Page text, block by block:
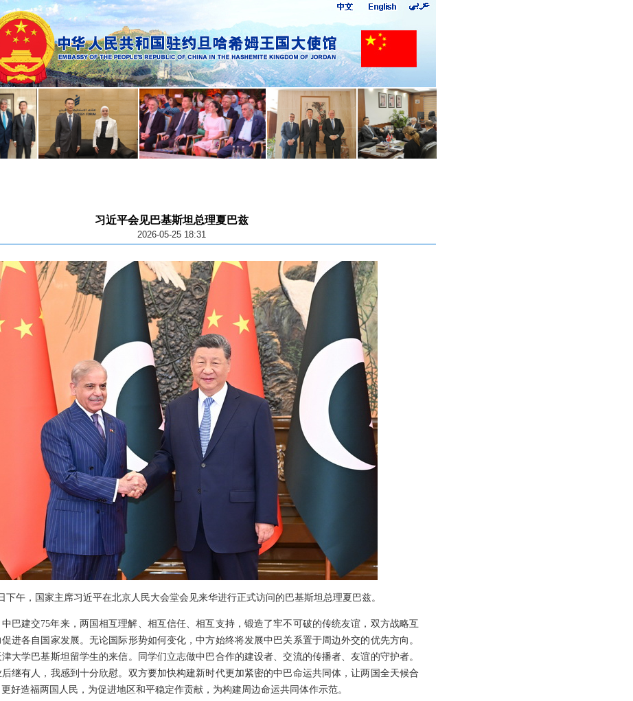
习近平会见巴基斯坦总理夏巴兹
2026-05-25 18:31
下午，国家主席习近平在北京人民大会堂会见来华进行正式访问的巴基斯坦总理夏巴兹。
巴建交75年来，两国相互理解、相互信任、相互支持，锻造了牢不可破的传统友谊，双方战略互
进各自国家发展。无论国际形势如何变化，中方始终将发展中巴关系置于周边外交的优先方向。
大学巴基斯坦留学生的来信。同学们立志做中巴合作的建设者、交流的传播者、友谊的守护者。
继有人，我感到十分欣慰。双方要加快构建新时代更加紧密的中巴命运共同体，让两国全天候合
好造福两国人民，为促进地区和平稳定作贡献，为构建周边命运共同体作示范。